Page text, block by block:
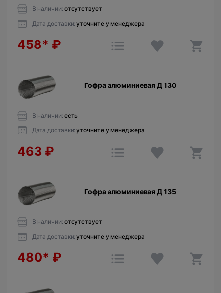
В наличии: отсутствует
Дата доставки: уточните у менеджера
458* ₽
Гофра алюминиевая Д 130
В наличии: есть
Дата доставки: уточните у менеджера
463 ₽
Гофра алюминиевая Д 135
В наличии: отсутствует
Дата доставки: уточните у менеджера
480* ₽